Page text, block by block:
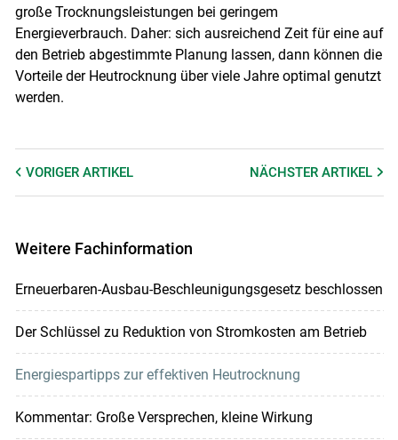
große Trocknungsleistungen bei geringem
Energieverbrauch. Daher: sich ausreichend Zeit für eine auf
den Betrieb abgestimmte Planung lassen, dann können die
Vorteile der Heutrocknung über viele Jahre optimal genutzt
werden.
VORIGER ARTIKEL NÄCHSTERARTIKEL
Weitere Fachinformation
Erneuerbaren-Ausbau-Beschleunigungsgesetz beschlossen
Der Schlüssel zu Reduktion von Stromkosten am Betrieb
Energiespartipps zur effektiven Heutrocknung
Kommentar: Große Versprechen, kleine Wirkung